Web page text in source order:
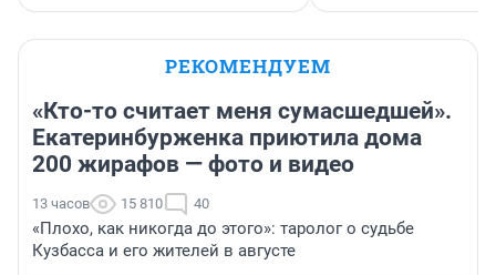
РЕКОМЕНДУЕМ
«Кто-то считает меня сумасшедшей».
Екатеринбурженка приютила дома
200 жирафов — фото и видео
13 часов 15 810 40
«Плохо, как никогда до этого»: таролог о судьбе
Кузбасса и его жителей в августе